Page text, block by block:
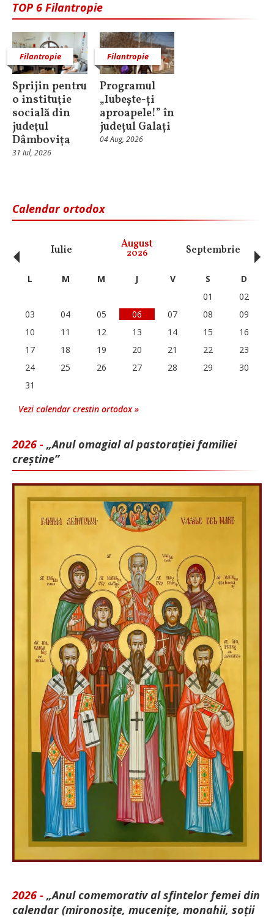
TOP 6 Filantropie
Filantropie
Sprijin pentru
o instituţie
socială din
judeţul
Dâmboviţa
31 Iul, 2026
Filantropie
Programul
„Iubește-ți
aproapele!” în
județul Galați
04 Aug, 2026
Calendar ortodox
Iulie August
2026 Septembrie
‹ L M M J V S
D
01
02
03
04 05 06 07 08
09
10
11 12 13 14 15
16
17
18 19 20 21 22
23
24
25 26 27 28 29
30
31
Vezi calendar crestin ortodox »
2026 - „Anul omagial al pastorației familiei
creștine”
2026 - „Anul comemorativ al sfintelor femei din
calendar (mironosițe, mu­cenițe, monahii, soții